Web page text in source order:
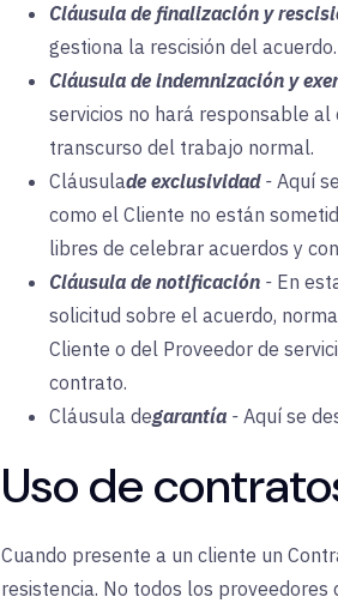
Cláusula de finalización y
gestiona la rescisión del acuerdo.
Cláusula de indemnización y
servicios no hará responsable
transcurso del trabajo normal.
Cláusulade exclusividad- Aquí
como el Cliente no están
libres de celebrar acuerdos y
Cláusula de notificación- En
solicitud sobre el acuerdo,
Cliente o del Proveedor de
contrato.
Cláusula degarantía- Aquí se
Uso de
Cuando presente a un cliente un
resistencia. No todos los